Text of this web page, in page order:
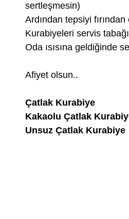
sertleşmesin)
Ardından tepsiyi fırından
Kurabiyeleri servis
Oda ısısına geldiğinde
Afiyet olsun..
Çatlak Kurabiye
Kakaolu Çatlak
Unsuz Çatlak Kurabiye